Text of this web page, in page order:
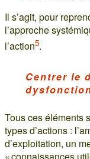
Il s’agit, pour
l’approche
l’action5.
Centrer le
Tous ces éléments
types d’actions :
d’exploitation, un